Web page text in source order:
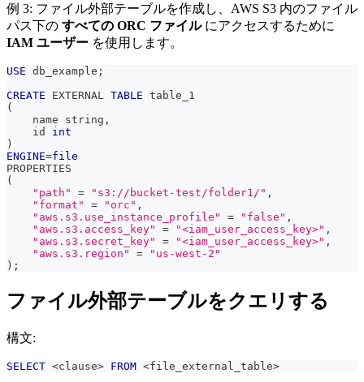
例 3: ファイル外部テーブルを作成し、AWS S3 内のファイル
パス下の すべての ORC ファイルにアクセスするために
IAM ユーザー を使用します。
USE db_example ;
CREATE EXTERNAL TABLE table_1
(
    name string
,
    id
int
)
ENGINE=file
PROPERTIES
(
"path"
= "s3://bucket-test/folder1/" ,
"format"
= "orc" ,
"aws.s3.use_instance_profile"
= "false" ,
"aws.s3.access_key"
= "<iam_user_access_key>" ,
"aws.s3.secret_key"
= "<iam_user_access_key>" ,
"aws.s3.region"
=
"us-west-2"
) ;
ファイル外部テーブルをクエリする
構文:
SELECT <clause> FROM <file_external_table>